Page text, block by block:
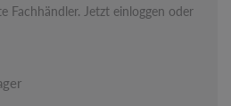
Fachhändler. Jetzt einloggen oder